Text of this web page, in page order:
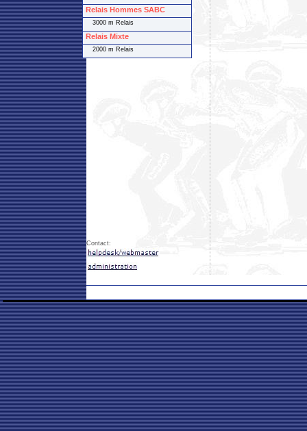
Contact:
Relais Hommes SABC
3000 m Relais
Relais Mixte
2000 m Relais